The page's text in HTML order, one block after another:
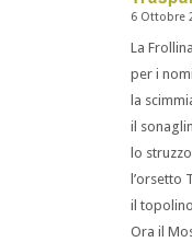
dice:
6 Ottobre
La
per i
la
il
lo
l’orsetto
il
Ora il